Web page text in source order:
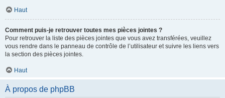
Haut
Comment puis-je retrouver toutes mes pièces jointes ?
Pour retrouver la liste des pièces jointes que vous avez transférées, veuillez
vous rendre dans le panneau de contrôle de l’utilisateur et suivre les liens vers
la section des pièces jointes.
Haut
À propos de phpBB